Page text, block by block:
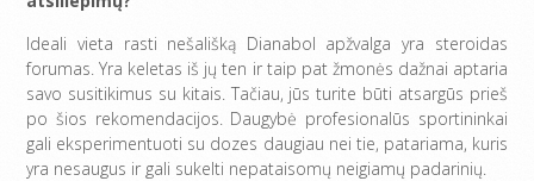
Ideali vieta rasti nešališką Dianabol apžvalga yra steroidas
forumas. Yra keletas iš jų ten ir taip pat žmonės dažnai aptaria
savo susitikimus su kitais. Tačiau, jūs turite būti atsargūs prieš
po šios rekomendacijos. Daugybė profesionalūs sportininkai
gali eksperimentuoti su dozes daugiau nei tie, patariama, kuris
yra nesaugus ir gali sukelti nepataisomų neigiamų padarinių.